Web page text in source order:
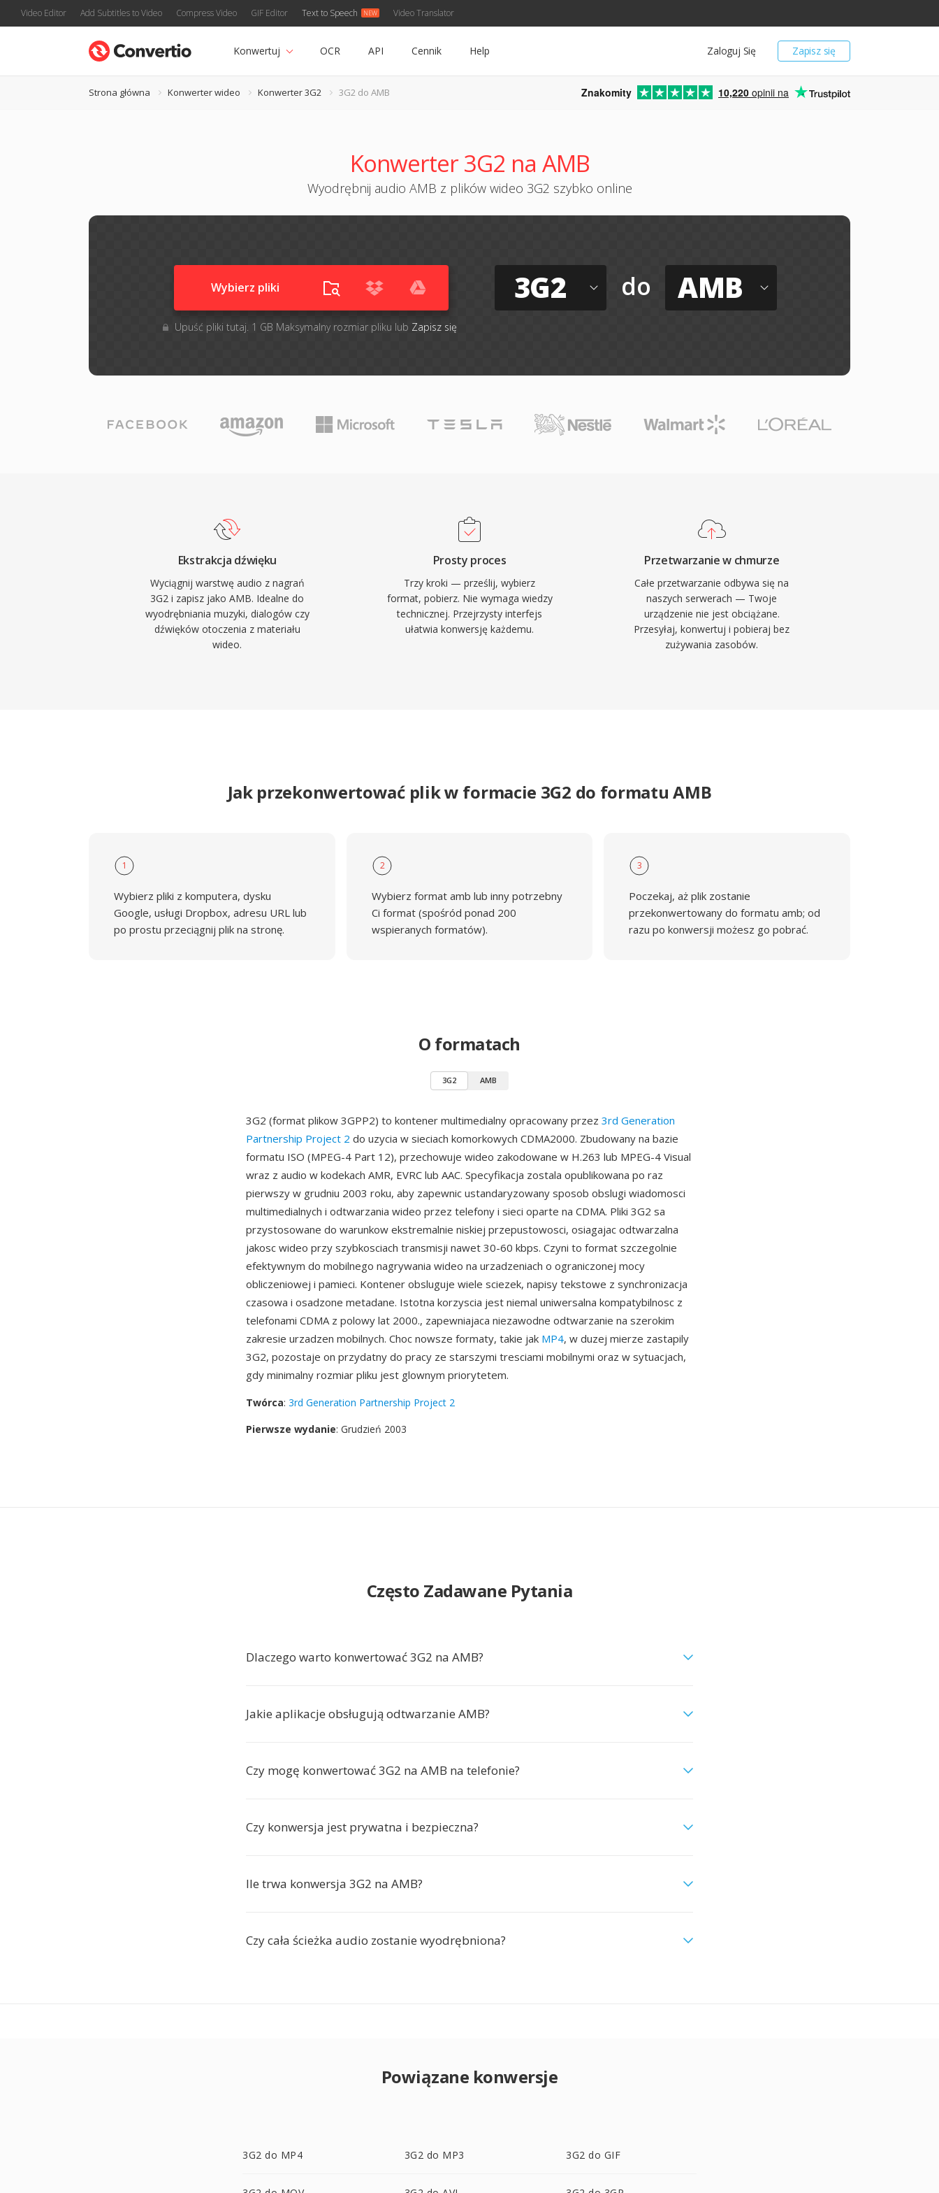
Video Editor Add Subtitles to Video Compress Video GIF Editor Text to Speech Video Translator
Zapisz się
Zaloguj Się
Konwertuj OCR API Cennik Help
Strona główna Konwerter wideo Konwerter 3G2 3G2 do AMB Znakomity 10,220 opinii na
Konwerter 3G2 na AMB
Wyodrębnij audio AMB z plików wideo 3G2 szybko online
Wybierz pliki
Upuść pliki tutaj. 1 GB Maksymalny rozmiar pliku lub Zapisz się
3G2 do AMB
Ekstrakcja dźwięku
Wyciągnij warstwę audio z nagrań
3G2 i zapisz jako AMB. Idealne do
wyodrębniania muzyki, dialogów czy
dźwięków otoczenia z materiału
wideo.
Prosty proces
Trzy kroki — prześlij, wybierz
format, pobierz. Nie wymaga wiedzy
technicznej. Przejrzysty interfejs
ułatwia konwersję każdemu.
Przetwarzanie w chmurze
Całe przetwarzanie odbywa się na
naszych serwerach — Twoje
urządzenie nie jest obciążane.
Przesyłaj, konwertuj i pobieraj bez
zużywania zasobów.
Jak przekonwertować plik w formacie 3G2 do formatu AMB
1
Wybierz pliki z komputera, dysku
Google, usługi Dropbox, adresu URL lub
po prostu przeciągnij plik na stronę.
2
Wybierz format amb lub inny potrzebny
Ci format (spośród ponad 200
wspieranych formatów).
3
Poczekaj, aż plik zostanie
przekonwertowany do formatu amb; od
razu po konwersji możesz go pobrać.
O formatach
3G2 AMB
3G2 (format plikow 3GPP2) to kontener multimedialny opracowany przez 3rd Generation
Partnership Project 2 do uzycia w sieciach komorkowych CDMA2000. Zbudowany na bazie
formatu ISO (MPEG-4 Part 12), przechowuje wideo zakodowane w H.263 lub MPEG-4 Visual
wraz z audio w kodekach AMR, EVRC lub AAC. Specyfikacja zostala opublikowana po raz
pierwszy w grudniu 2003 roku, aby zapewnic ustandaryzowany sposob obslugi wiadomosci
multimedialnych i odtwarzania wideo przez telefony i sieci oparte na CDMA. Pliki 3G2 sa
przystosowane do warunkow ekstremalnie niskiej przepustowosci, osiagajac odtwarzalna
jakosc wideo przy szybkosciach transmisji nawet 30-60 kbps. Czyni to format szczegolnie
efektywnym do mobilnego nagrywania wideo na urzadzeniach o ograniczonej mocy
obliczeniowej i pamieci. Kontener obsluguje wiele sciezek, napisy tekstowe z synchronizacja
czasowa i osadzone metadane. Istotna korzyscia jest niemal uniwersalna kompatybilnosc z
telefonami CDMA z polowy lat 2000., zapewniajaca niezawodne odtwarzanie na szerokim
zakresie urzadzen mobilnych. Choc nowsze formaty, takie jak MP4, w duzej mierze zastapily
3G2, pozostaje on przydatny do pracy ze starszymi tresciami mobilnymi oraz w sytuacjach,
gdy minimalny rozmiar pliku jest glownym priorytetem.
Twórca: 3rd Generation Partnership Project 2
Pierwsze wydanie: Grudzień 2003
Często Zadawane Pytania
Dlaczego warto konwertować 3G2 na AMB?
Jakie aplikacje obsługują odtwarzanie AMB?
Czy mogę konwertować 3G2 na AMB na telefonie?
Czy konwersja jest prywatna i bezpieczna?
Ile trwa konwersja 3G2 na AMB?
Czy cała ścieżka audio zostanie wyodrębniona?
Powiązane konwersje
3G2 do MP4 3G2 do MP3 3G2 do GIF